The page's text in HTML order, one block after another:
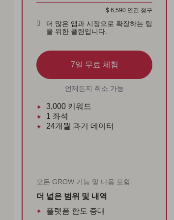
$ 6,590 연간 청구
더 많은 앱과 시장으로 확장하는 팀
을 위한 플랜입니다.
7일 무료 체험
언제든지 취소 가능
3,000 키워드
1 좌석
24개월 과거 데이터
모든 GROW 기능 및 다음 포함:
더 넓은 범위 및 내역
플랫폼 한도 증대